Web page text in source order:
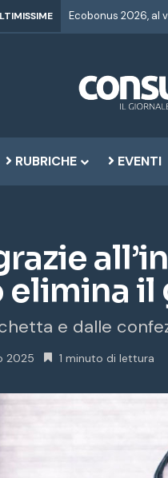
RUBRICHE EVENTI
il
e dalle
2025 1 minuto di lettura